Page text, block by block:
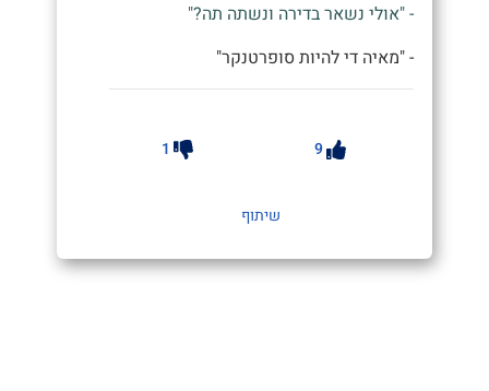
- "אולי נשאר בדירה ונשתה תה?"
- "מאיה די להיות סופרטנקר"
9
1
שיתוף